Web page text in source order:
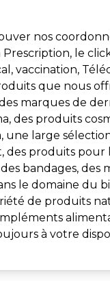
nos
le
vaccination,
que nous
marques de
des produits
une large
produits pour
bandages,
le domaine du
de produits
à votre